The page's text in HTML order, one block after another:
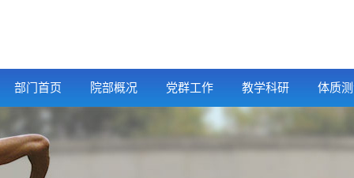
部门首页 院部概况 党群工作 教学科研 体质